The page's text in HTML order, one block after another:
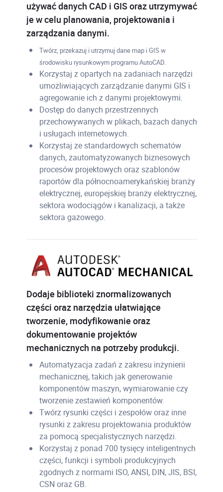
używać danych CAD i GIS oraz utrzymywać
je w celu planowania, projektowania i
zarządzania danymi.
Twórz, przekazuj i utrzymuj dane map i GIS w
środowisku rysunkowym programu AutoCAD.
Korzystaj z opartych na zadaniach narzędzi
umożliwiających zarządzanie danymi GIS i
agregowanie ich z danymi projektowymi.
Dostęp do danych przestrzennych
przechowywanych w plikach, bazach danych
i usługach internetowych.
Korzystaj ze standardowych schematów
danych, zautomatyzowanych biznesowych
procesów projektowych oraz szablonów
raportów dla północnoamerykańskiej branży
elektrycznej, europejskiej branży elektrycznej,
sektora wodociągów i kanalizacji, a także
sektora gazowego.
Dodaje biblioteki znormalizowanych
części oraz narzędzia ułatwiające
tworzenie, modyfikowanie oraz
dokumentowanie projektów
mechanicznych na potrzeby produkcji.
Automatyzacja zadań z zakresu inżynierii
mechanicznej, takich jak generowanie
komponentów maszyn, wymiarowanie czy
tworzenie zestawień komponentów.
Twórz rysunki części i zespołów oraz inne
rysunki z zakresu projektowania produktów
za pomocą specjalistycznych narzędzi.
Korzystaj z ponad 700 tysięcy inteligentnych
części, funkcji i symboli produkcyjnych
zgodnych z normami ISO, ANSI, DIN, JIS, BSI,
CSN oraz GB.